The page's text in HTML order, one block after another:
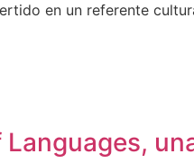
en un referente